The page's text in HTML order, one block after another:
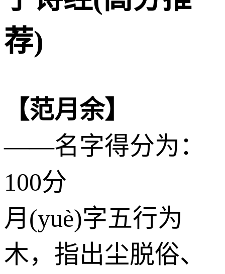
荐)
【范月余】
——名字得分为：
100分
月(yuè)字五行为
木，指出尘脱俗、